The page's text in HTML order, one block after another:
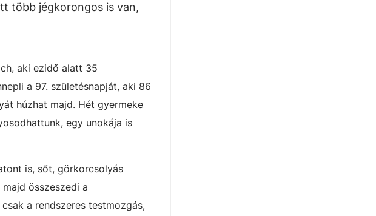
több jégkorongos is van,
aki ezidő alatt 35
a 97. születésnapját, aki 86
húzhat majd. Hét gyermeke
egy unokája is
is, sőt, görkorcsolyás
összeszedi a
a rendszeres testmozgás,